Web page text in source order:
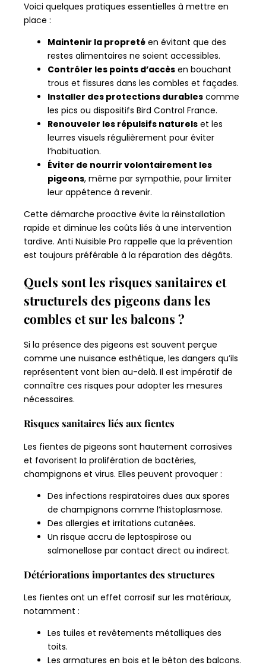
Voici quelques pratiques essentielles à mettre en
place :
Maintenir la propreté en évitant que des
restes alimentaires ne soient accessibles.
Contrôler les points d’accès en bouchant
trous et fissures dans les combles et façades.
Installer des protections durables comme
les pics ou dispositifs Bird Control France.
Renouveler les répulsifs naturels et les
leurres visuels régulièrement pour éviter
l’habituation.
Éviter de nourrir volontairement les
pigeons, même par sympathie, pour limiter
leur appétence à revenir.
Cette démarche proactive évite la réinstallation
rapide et diminue les coûts liés à une intervention
tardive. Anti Nuisible Pro rappelle que la prévention
est toujours préférable à la réparation des dégâts.
Quels sont les risques sanitaires et
structurels des pigeons dans les
combles et sur les balcons ?
Si la présence des pigeons est souvent perçue
comme une nuisance esthétique, les dangers qu’ils
représentent vont bien au-delà. Il est impératif de
connaître ces risques pour adopter les mesures
nécessaires.
Risques sanitaires liés aux fientes
Les fientes de pigeons sont hautement corrosives
et favorisent la prolifération de bactéries,
champignons et virus. Elles peuvent provoquer :
Des infections respiratoires dues aux spores
de champignons comme l’histoplasmose.
Des allergies et irritations cutanées.
Un risque accru de leptospirose ou
salmonellose par contact direct ou indirect.
Détériorations importantes des structures
Les fientes ont un effet corrosif sur les matériaux,
notamment :
Les tuiles et revêtements métalliques des
toits.
Les armatures en bois et le béton des balcons.